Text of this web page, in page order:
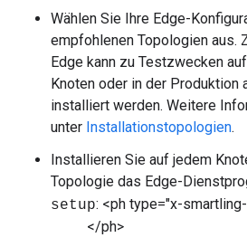
Wählen Sie Ihre Edge-
empfohlenen Topologien aus.
Edge kann zu Testzwecken
Knoten oder in der Produktion
installiert werden. Weitere
unter Installationstopologien.
Installieren Sie auf jedem
Topologie das Edge-
setup: <ph type="x-
</ph>